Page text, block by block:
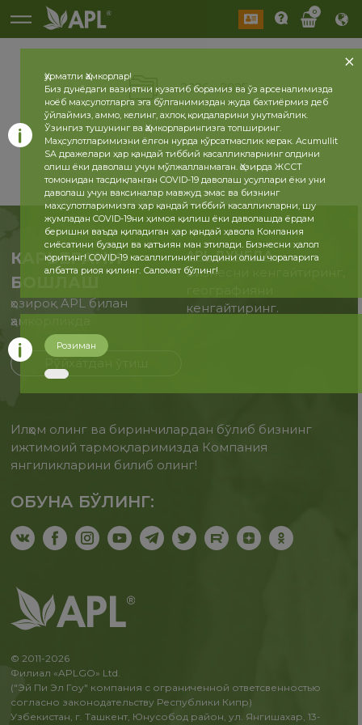
0
2026 2025
КАРЬЕРАНИ
БОШЛАШ
ҳозироқ APL билан
ҳамкорликда
APL ДУНЁДА
Бизнесни кенгайтиринг,
кенгайтиринг.
Илҳом олинг ва биринчилардан бўлиб бизнинг
ижтимоий тармоқларимизда Компания
янгиликларини билиб олинг!
ОБУНА БЎЛИНГ:
© 2011-2026
Филиал «APLGO» Ltd.
("Эй Пи Эл Гоу" компания с ограниченной ответсвенностью
согласно законодательству Республики Кипр)
Узбекистан, г. Ташкент, Юнусобод район, ул. Янгишахар, 13-
Ҳурматли Ҳамкорлар!
Биз дунёдаги вазиятни кузатиб борамиз ва ўз арсеналимизда
ноёб маҳсулотларга эга бўлганимиздан жуда бахтиёрмиз деб
ўйлаймиз, аммо, келинг, ахлоқ қоидаларини унутмайлик.
Ўзингиз тушунинг ва Ҳамкорларингизга топширинг.
Маҳсулотларимизни ёлғон нурда кўрсатмаслик керак. Acumullit
SA дражелари ҳар қандай тиббий касалликларнинг олдини
олиш ёки даволаш учун мўлжалланмаган. Ҳозирда ЖССТ
томонидан тасдиқланган COVID-19 даволаш усуллари ёки уни
даволаш учун ваксиналар мавжуд эмас ва бизнинг
маҳсулотларимизга ҳар қандай тиббий касалликларни, шу
жумладан COVID-19ни ҳимоя қилиш ёки даволашда ёрдам
беришни ваъда қиладиган ҳар қандай ҳавола Компания
сиёсатини бузади ва қатъиян ман этилади. Бизнесни ҳалол
юритинг! COVID-19 касаллигининг олдини олиш чораларига
албатта риоя қилинг. Саломат бўлинг!
Розиман